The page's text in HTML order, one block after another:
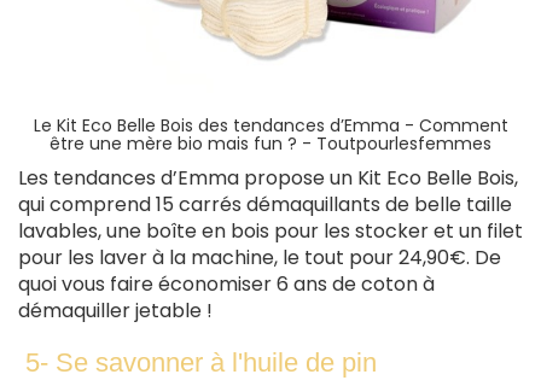
Le Kit Eco Belle Bois des tendances d’Emma - Comment
être une mère bio mais fun ? - Toutpourlesfemmes
Les tendances d’Emma propose un Kit Eco Belle Bois,
qui comprend 15 carrés démaquillants de belle taille
lavables, une boîte en bois pour les stocker et un filet
pour les laver à la machine, le tout pour 24,90€. De
quoi vous faire économiser 6 ans de coton à
démaquiller jetable !
5- Se savonner à l'huile de pin